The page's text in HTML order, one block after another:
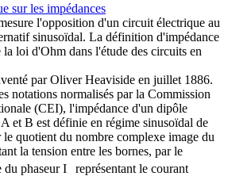
sur les impédances
l'opposition d'un circuit électrique au
sinusoïdal. La définition d'impédance
la loi d'Ohm dans l'étude des circuits en
par Oliver Heaviside en juillet 1886.
notations normalisés par la Commission
(CEI), l'impédance d'un dipôle
et B est définie en régime sinusoïdal de
le quotient du nombre complexe image du
la tension entre les bornes, par le
du phaseur I
représentant le courant